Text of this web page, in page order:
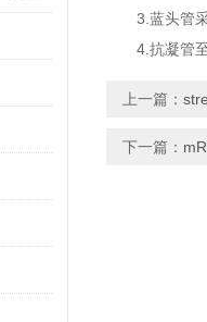
3.蓝头管采
4.抗凝管至
上一篇：
下一篇：